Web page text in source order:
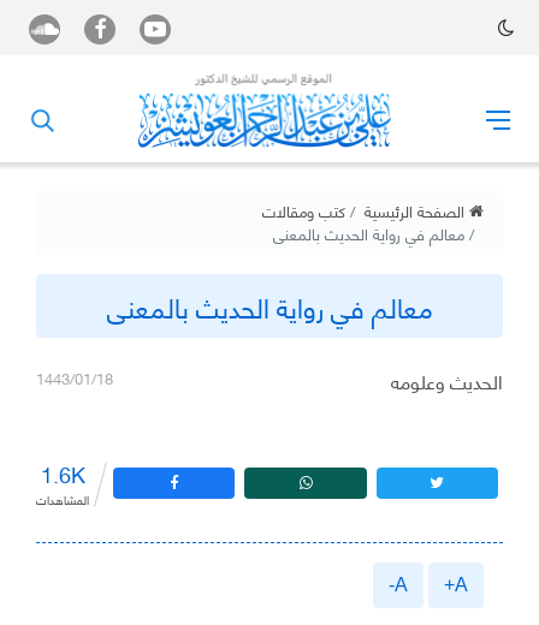
الصفحة الرئيسية كتب ومقالات
معالم في رواية الحديث بالمعنى
معالم في رواية الحديث بالمعنى
1443/01/18 الحديث وعلومه
1.6K
المشاهدات
A+
A-